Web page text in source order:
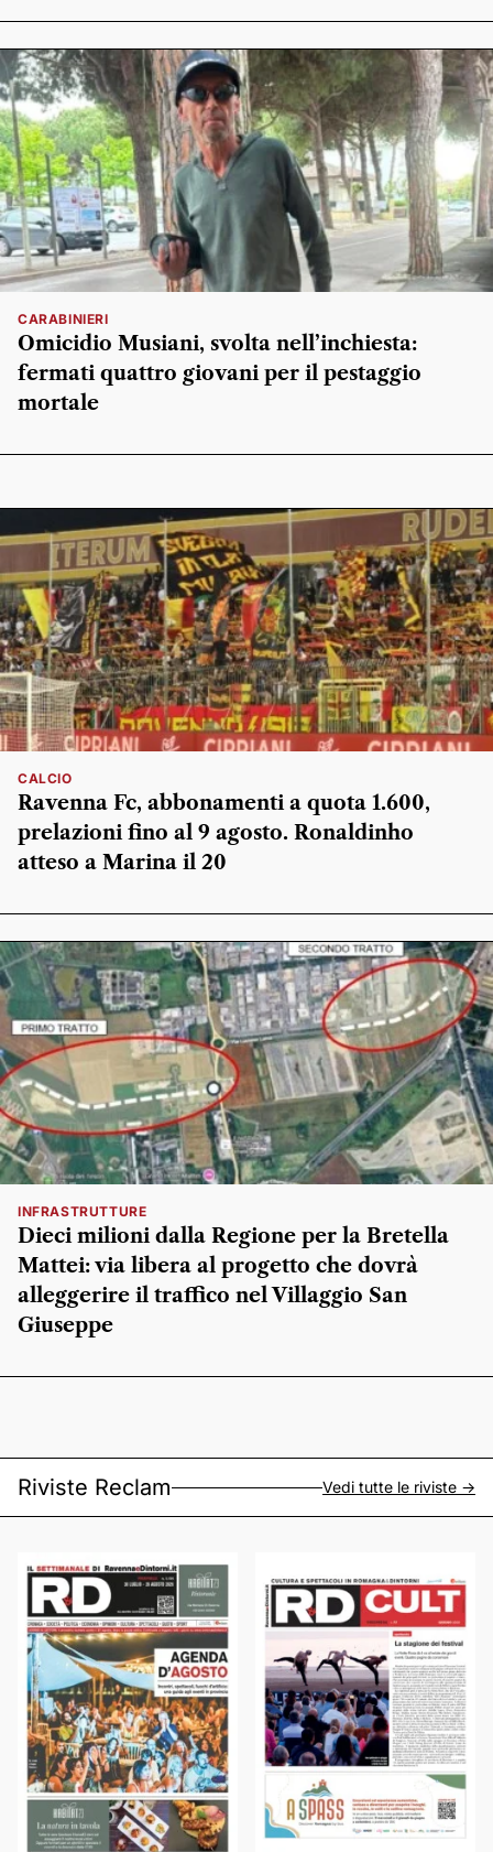
CARABINIERI
Omicidio Musiani, svolta nell’inchiesta:
fermati quattro giovani per il pestaggio
mortale
CALCIO
Ravenna Fc, abbonamenti a quota 1.600,
prelazioni fino al 9 agosto. Ronaldinho
atteso a Marina il 20
INFRASTRUTTURE
Dieci milioni dalla Regione per la Bretella
Mattei: via libera al progetto che dovrà
alleggerire il traffico nel Villaggio San
Giuseppe
Riviste Reclam Vedi tutte le riviste ->